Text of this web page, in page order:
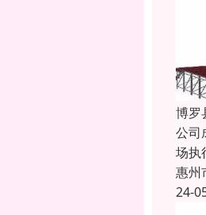
博罗
公司
场执
惠州
24-